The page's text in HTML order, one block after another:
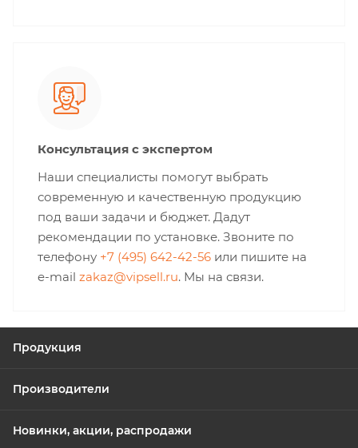
Консультация с экспертом
Наши специалисты помогут выбрать
современную и качественную продукцию
под ваши задачи и бюджет. Дадут
рекомендации по установке. Звоните по
телефону +7 (495) 642-42-56 или пишите на
e-mail zakaz@vipsell.ru. Мы на связи.
Продукция
Производители
Новинки, акции, распродажи